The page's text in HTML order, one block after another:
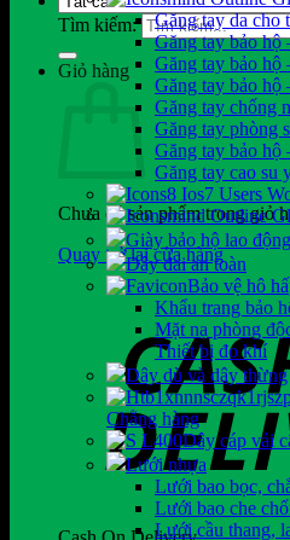
Tìm kiếm:
Giỏ hàng
Chưa có sản phẩm trong giỏ
Quay trở lại cửa hàng
Găng tay da cho
Găng tay bảo hộ
Găng tay bảo hộ
Găng tay bảo hộ
Găng tay chống
Găng tay phòng
Găng tay bảo hộ
Găng tay cao su
Giày bảo hộ lao động
Dây đai an toàn
Bảo vệ hô
Khẩu trang bảo
Mặt nạ phòng
Thiết bị đo khí
Dây dù và dây thừng
Chằng hàng
Dây cáp vải
Lưới nhựa
Lưới bao bọc,
Lưới bao che
Lưới cầu thang,